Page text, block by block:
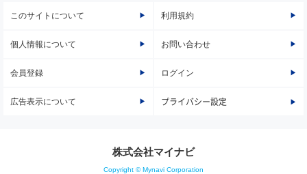
このサイトについて 利用規約
個人情報について お問い合わせ
会員登録 ログイン
広告表示について プライバシー設定
株式会社マイナビ
Copyright © Mynavi Corporation